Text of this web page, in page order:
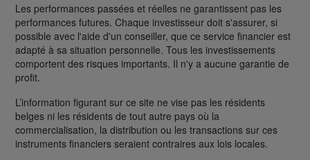
Les performances passées et réelles ne garantissent pas les
performances futures. Chaque investisseur doit s'assurer, si
possible avec l'aide d'un conseiller, que ce service financier est
adapté à sa situation personnelle. Tous les investissements
comportent des risques importants. Il n'y a aucune garantie de
profit.
L’information figurant sur ce site ne vise pas les résidents
belges ni les résidents de tout autre pays où la
commercialisation, la distribution ou les transactions sur ces
instruments financiers seraient contraires aux lois locales.